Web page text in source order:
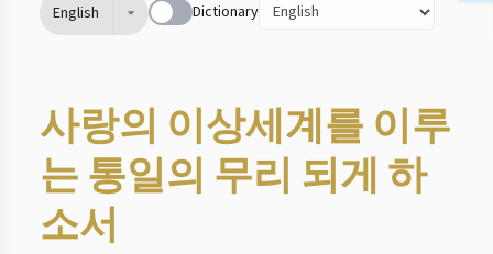
English Dictionary
사랑의 이상세계를 이루
는 통일의 무리 되게 하
소서